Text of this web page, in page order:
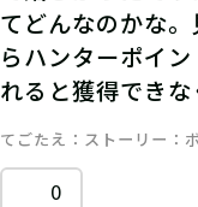
てどんなのかな
らハンターポイ
れると獲得できな
てごたえ ストーリー
0